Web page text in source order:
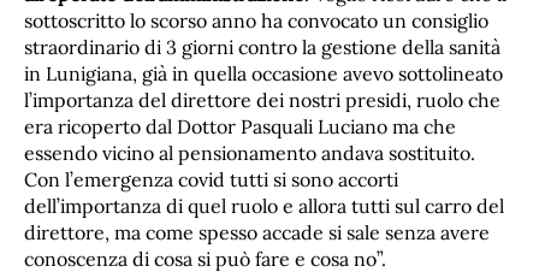
sottoscritto lo scorso anno ha convocato un consiglio
straordinario di 3 giorni contro la gestione della sanità
in Lunigiana, già in quella occasione avevo sottolineato
l’importanza del direttore dei nostri presidi, ruolo che
era ricoperto dal Dottor Pasquali Luciano ma che
essendo vicino al pensionamento andava sostituito.
Con l’emergenza covid tutti si sono accorti
dell’importanza di quel ruolo e allora tutti sul carro del
direttore, ma come spesso accade si sale senza avere
conoscenza di cosa si può fare e cosa no”.